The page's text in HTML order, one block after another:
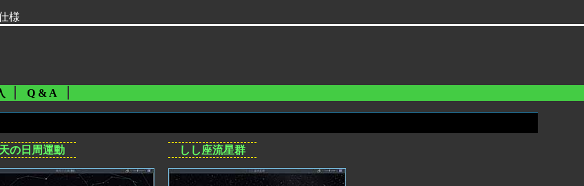
様
Q & A
の日周運動 しし座流星群